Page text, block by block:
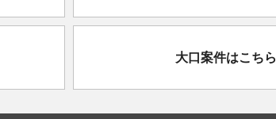
大口案件はこちら